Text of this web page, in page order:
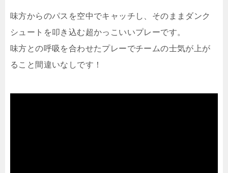
味方からのパスを空中でキャッチし、そのままダンク
シュートを叩き込む超かっこいいプレーです。
味方との呼吸を合わせたプレーでチームの士気が上が
ること間違いなしです！